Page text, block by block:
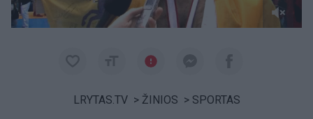
LRYTAS.TV > ŽINIOS > SPORTAS